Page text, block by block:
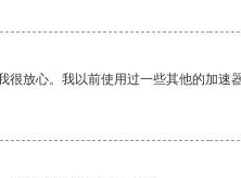
放心。我以前使用过一些其他的加速